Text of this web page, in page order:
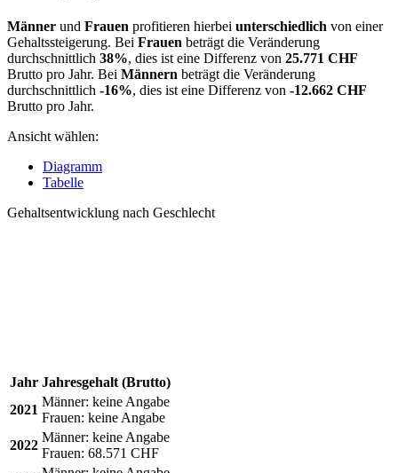
Männer und Frauen profitieren hierbei unterschiedlich von einer
Gehaltssteigerung. Bei Frauen beträgt die Veränderung
durchschnittlich 38%, dies ist eine Differenz von 25.771 CHF
Brutto pro Jahr. Bei Männern beträgt die Veränderung
durchschnittlich -16%, dies ist eine Differenz von -12.662 CHF
Brutto pro Jahr.
Ansicht wählen:
Diagramm
Tabelle
Gehaltsentwicklung nach Geschlecht
Jahr Jahresgehalt (Brutto)
2021
Männer: keine Angabe
Frauen: keine Angabe
2022
Männer: keine Angabe
Frauen: 68.571 CHF